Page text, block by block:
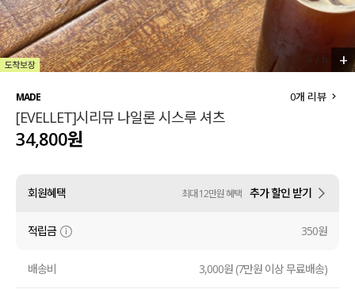
살안타템
110사이즈
티셔츠
셔츠
원피스
니트
팬츠
스커트
언더웨어
5 / 6 +
MADE
[EVELLET]시리뮤 나일론 시스루 셔츠
0개 리뷰
34,800원
회원혜택 최대 12만원 혜택 추가 할인 받기
적립금 350원
배송비 3,000원 (7만원 이상 무료배송)